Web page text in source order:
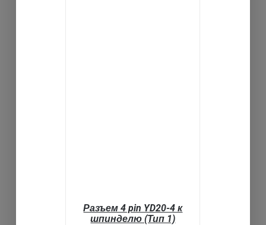
Разъем 4 pin YD20-4 к
шпинделю (Тип 1)